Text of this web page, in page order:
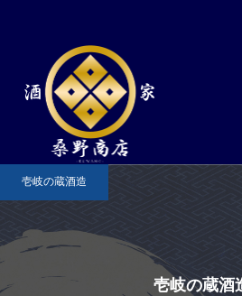
壱岐の蔵酒
壱岐の蔵酒造